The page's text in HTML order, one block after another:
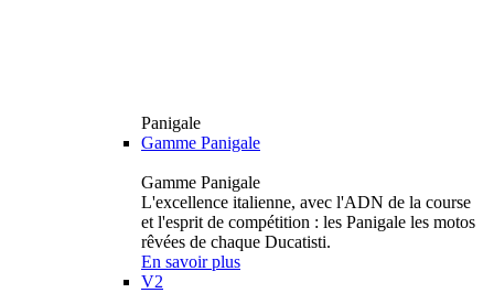
Panigale
Gamme Panigale
Gamme Panigale
L'excellence italienne, avec l'ADN de la course
et l'esprit de compétition : les Panigale les motos
rêvées de chaque Ducatisti.
En savoir plus
V2